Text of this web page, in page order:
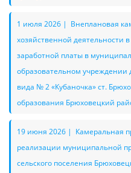
1 июля 2026 | Внеплановая
хозяйственной деятельности
заработной платы в
образовательном учреждении
вида № 2 «Кубаночка» ст.
образования Брюховецкий
19 июня 2026 | Камеральная
реализации муниципальной
сельского поселения